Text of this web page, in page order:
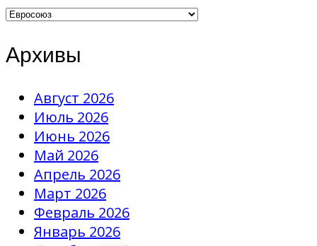
Рубрики
Архивы
Август 2026
Июль 2026
Июнь 2026
Май 2026
Апрель 2026
Март 2026
Февраль 2026
Январь 2026